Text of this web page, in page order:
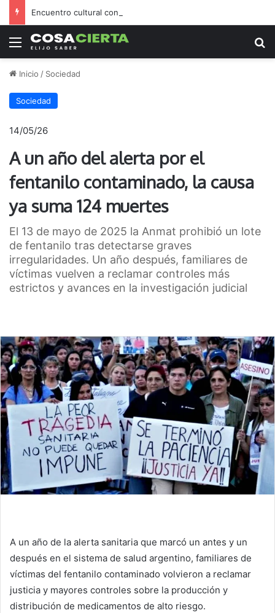
Encuentro cultural con arte, música y una feria abierta
Menú
Inicio / Sociedad
Sociedad
14/05/26
A un año del alerta por el
fentanilo contaminado, la causa
ya suma 124 muertes
El 13 de mayo de 2025 la Anmat prohibió un lote
de fentanilo tras detectarse graves
irregularidades. Un año después, familiares de
víctimas vuelven a reclamar controles más
estrictos y avances en la investigación judicial
A un año de la alerta sanitaria que marcó un antes y un
después en el sistema de salud argentino, familiares de
víctimas del fentanilo contaminado volvieron a reclamar
justicia y mayores controles sobre la producción y
distribución de medicamentos de alto riesgo.